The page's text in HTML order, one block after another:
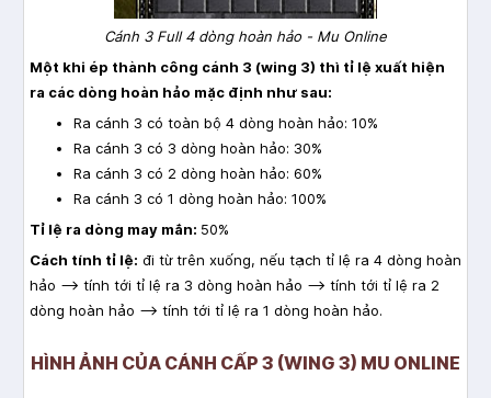
Cánh 3 Full 4 dòng hoàn hảo - Mu Online
Một khi ép thành công cánh 3 (wing 3) thì tỉ lệ xuất hiện
ra các dòng hoàn hảo mặc định như sau:
Ra cánh 3 có toàn bộ 4 dòng hoàn hảo: 10%
Ra cánh 3 có 3 dòng hoàn hảo: 30%
Ra cánh 3 có 2 dòng hoàn hảo: 60%
Ra cánh 3 có 1 dòng hoàn hảo: 100%
Tỉ lệ ra dòng may mắn: 50%
Cách tính tỉ lệ: đi từ trên xuống, nếu tạch tỉ lệ ra 4 dòng hoàn
hảo --> tính tới tỉ lệ ra 3 dòng hoàn hảo --> tính tới tỉ lệ ra 2
dòng hoàn hảo --> tính tới tỉ lệ ra 1 dòng hoàn hảo.
HÌNH ẢNH CỦA CÁNH CẤP 3 (WING 3) MU ONLINE